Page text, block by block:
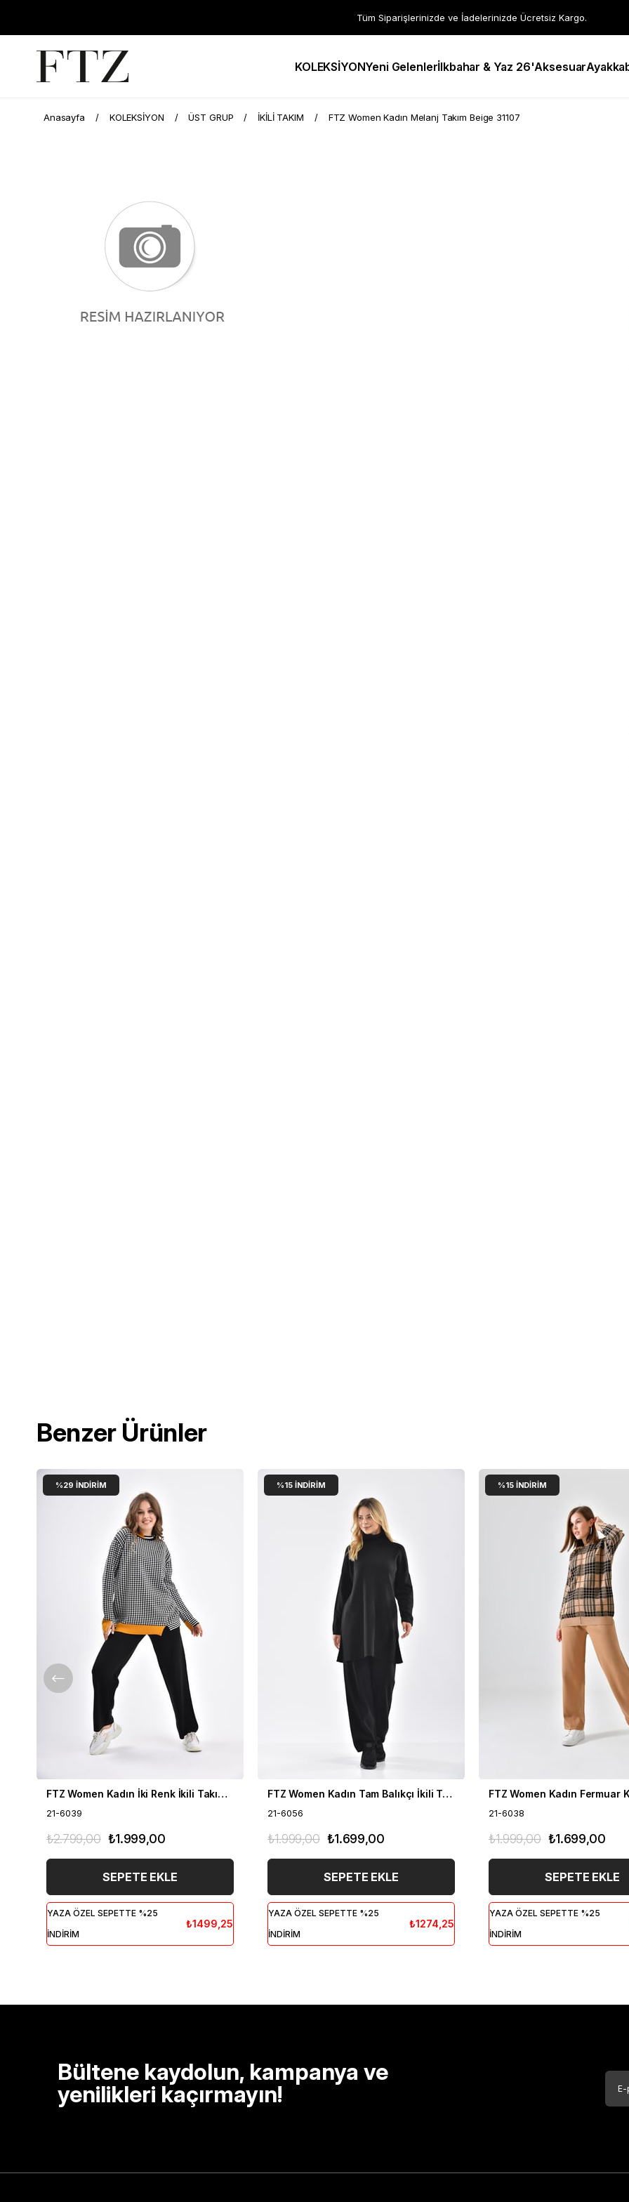
Tüm Siparişlerinizde ve İadelerinizde Ücretsiz Kargo.
KOLEKSİYONYeni Gelenlerİlkbahar & Yaz 26'Aksesuar
Anasayfa KOLEKSİYON ÜST GRUP İKİLİ TAKIM FTZ Women Kadın Melanj Takım Beige 31107
Benzer Ürünler
FTZ Women Kadın İki Renk İkili Takım Siyah 21-6039
21-6039
₺1.999,00
₺2.799,00
SEPETE EKLE
YAZA ÖZEL SEPETTE %25
İNDİRİM
₺1499,25
%29 İNDIRIM
FTZ Women Kadın Tam Balıkçı İkili Takım Siyah 21-6056
21-6056
₺1.699,00
₺1.999,00
SEPETE EKLE
YAZA ÖZEL SEPETTE %25
İNDİRİM
₺1274,25
%15 İNDIRIM
21-6038
₺1.699,00
₺1.999,00
SEPETE EKLE
YAZA ÖZEL SEPETTE %25
İNDİRİM
%15 İNDIRIM
Bültene kaydolun, kampanya ve
yenilikleri kaçırmayın!